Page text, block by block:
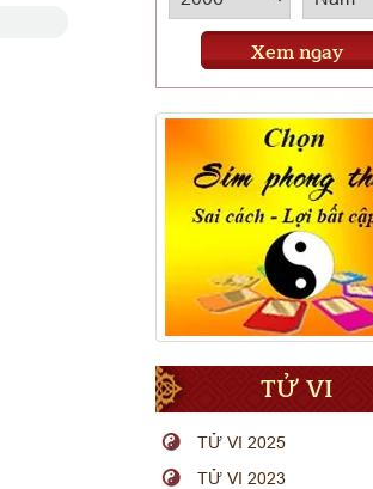
Xem ngay
TỬ VI
TỬ VI 2025
TỬ VI 2023